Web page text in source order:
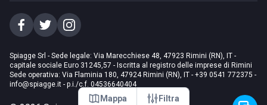
Mappa Filtra
Spiagge Srl - Sede legale: Via Marecchiese 48, 47923 Rimini (RN), IT -
capitale sociale Euro 31245,57 - Iscritta al registro delle imprese di Rimini
Sede operativa: Via Flaminia 180, 47924 Rimini (RN), IT - +39 0541 772375 -
info@spiagge.it - p.i./c.f. 04536640404